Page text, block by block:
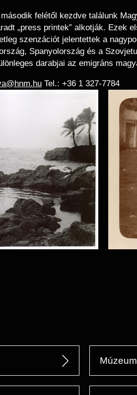
felétől kezdve találunk
„press printek” alkotják. Ezek
szenzációt jelentettek a
Spanyolország és a
darabjai az emigráns
Tel.: +36 1 327-7784